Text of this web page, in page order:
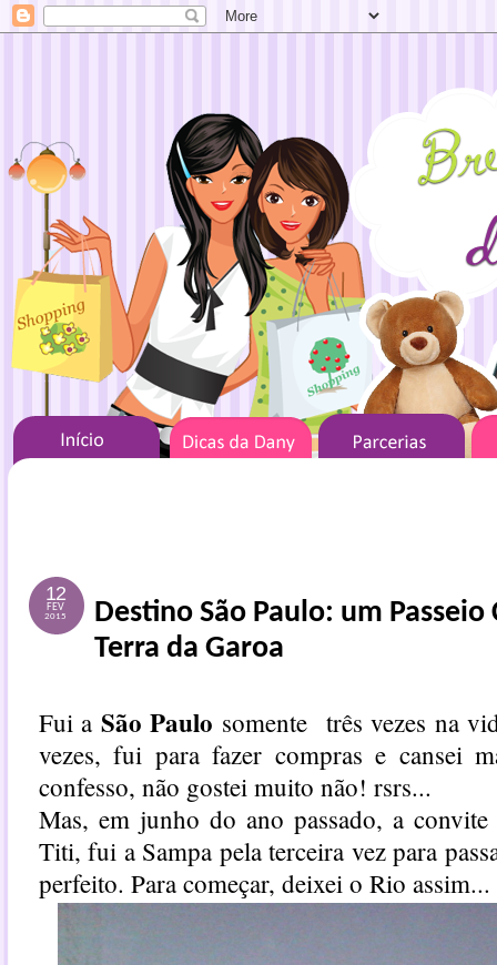
12
FEV
2015
Destino São Paulo: um
Terra da Garoa
Fui a São Paulo somente três vezes na
vezes, fui para fazer compras e cansei
confesso, não gostei muito não! rsrs...
Mas, em junho do ano passado, a
Titi, fui a Sampa pela terceira vez para
perfeito. Para começar, deixei o Rio